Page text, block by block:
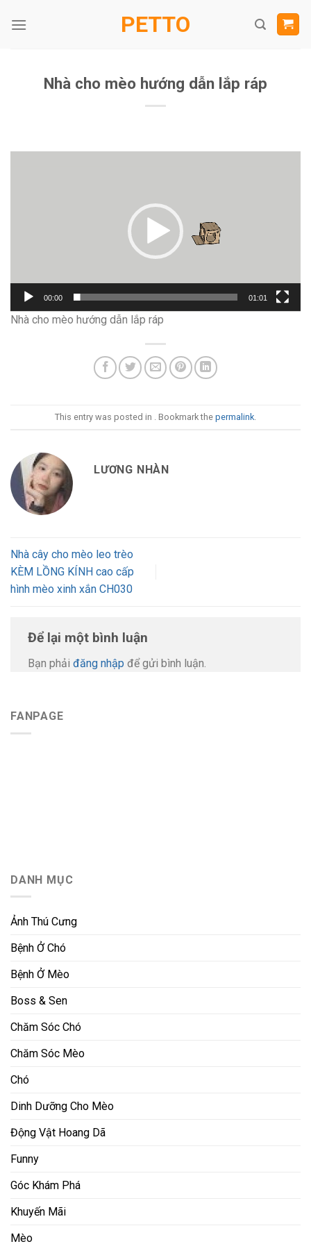
PETTO
Nhà cho mèo hướng dẫn lắp ráp
00:00 01:01
Nhà cho mèo hướng dẫn lắp ráp
This entry was posted in . Bookmark the permalink
LƯƠNG NHÀN
Nhà cây cho mèo leo trèo
KÈM LỒNG KÍNH cao cấp
hình mèo xinh xắn CH030
Để lại một bình luận
Bạn phải đăng nhập để gửi bình luận.
FANPAGE
DANH MỤC
Ảnh Thú Cưng
Bệnh Ở Chó
Bệnh Ở Mèo
Boss & Sen
Chăm Sóc Chó
Chăm Sóc Mèo
Chó
Dinh Dưỡng Cho Mèo
Động Vật Hoang Dã
Funny
Góc Khám Phá
Khuyến Mãi
Mèo